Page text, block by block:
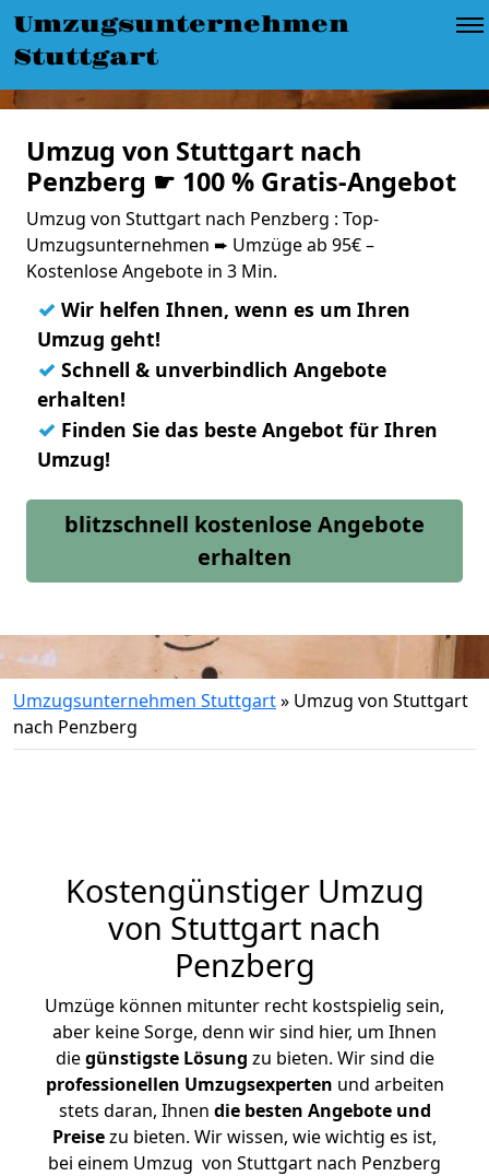
Umzugsunternehmen
Stuttgart
Umzug von Stuttgart nach
Penzberg ☛ 100 % Gratis-Angebot
Umzug von Stuttgart nach Penzberg : Top-
Umzugsunternehmen ➨ Umzüge ab 95€ –
Kostenlose Angebote in 3 Min.
✓ Wir helfen Ihnen, wenn es um Ihren
Umzug geht!
✓ Schnell & unverbindlich Angebote
erhalten!
✓ Finden Sie das beste Angebot für Ihren
Umzug!
blitzschnell kostenlose Angebote
erhalten
Umzugsunternehmen Stuttgart» Umzug von Stuttgart
nach Penzberg
Kostengünstiger Umzug
von Stuttgart nach
Penzberg
Umzüge können mitunter recht kostspielig sein,
aber keine Sorge, denn wir sind hier, um Ihnen
diegünstigste Lösung zu bieten. Wir sind die
professionellen Umzugsexperten und arbeiten
stets daran, Ihnen die besten Angebote und
Preisezu bieten. Wir wissen, wie wichtig es ist,
bei einem Umzug von Stuttgart nach Penzberg